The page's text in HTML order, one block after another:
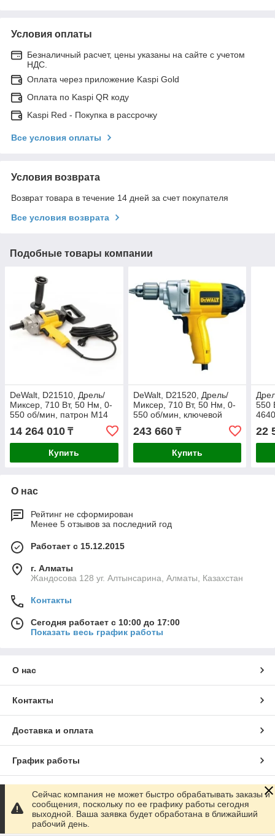
Условия оплаты
Безналичный расчет, цены указаны на сайте с учетом
НДС.
Оплата через приложение Kaspi Gold
Оплата по Kaspi QR коду
Kaspi Red - Покупка в рассрочку
Все условия оплаты
Условия возврата
Возврат товара в течение 14 дней за счет покупателя
Все условия возврата
Подобные товары компании
DeWalt, D21510, Дрель/
Миксер, 710 Вт, 50 Нм, 0-
550 об/мин, патрон М14
14 264 010 ₸
Купить
DeWalt, D21520, Дрель/
Миксер, 710 Вт, 50 Нм, 0-
550 об/мин, ключевой
патрон 13 мм
243 660₸
Купить
550
22
О нас
Рейтинг не сформирован
Менее 5 отзывов за последний год
Работает с 15.12.2015
г. Алматы
Жандосова 128 уг. Алтынсарина, Алматы, Казахстан
Контакты
Сегодня работает с 10:00 до 17:00
Показать весь график работы
О нас
Контакты
Доставка и оплата
График работы
Полная версия сайта
Сайт создан на маркетплейсе Satu.kz
Сейчас компания не может быстро обрабатывать заказы и
сообщения, поскольку по ее графику работы сегодня
выходной. Ваша заявка будет обработана в ближайший
рабочий день.